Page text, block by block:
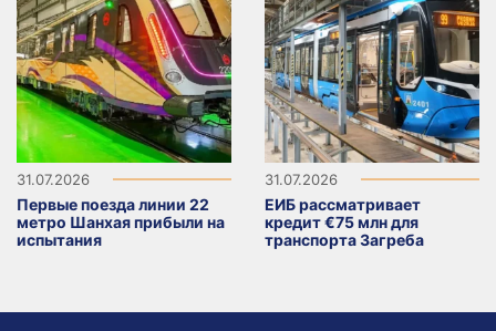
31.07.2026
Первые поезда линии 22
метро Шанхая прибыли на
испытания
31.07.2026
ЕИБ рассматривает
кредит €75 млн для
транспорта Загреба